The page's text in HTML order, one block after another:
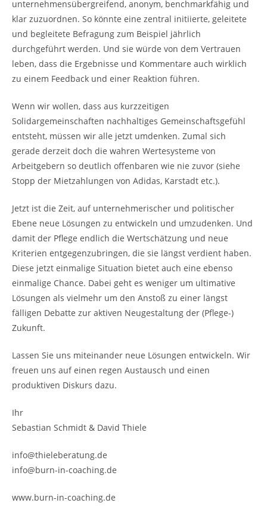
unternehmensübergreifend, anonym, benchmarkfähig und
klar zuzuordnen. So könnte eine zentral initiierte, geleitete
und begleitete Befragung zum Beispiel jährlich
durchgeführt werden. Und sie würde von dem Vertrauen
leben, dass die Ergebnisse und Kommentare auch wirklich
zu einem Feedback und einer Reaktion führen.
Wenn wir wollen, dass aus kurzzeitigen
Solidargemeinschaften nachhaltiges Gemeinschaftsgefühl
entsteht, müssen wir alle jetzt umdenken. Zumal sich
gerade derzeit doch die wahren Wertesysteme von
Arbeitgebern so deutlich offenbaren wie nie zuvor (siehe
Stopp der Mietzahlungen von Adidas, Karstadt etc.).
Jetzt ist die Zeit, auf unternehmerischer und politischer
Ebene neue Lösungen zu entwickeln und umzudenken. Und
damit der Pflege endlich die Wertschätzung und neue
Kriterien entgegenzubringen, die sie längst verdient haben.
Diese jetzt einmalige Situation bietet auch eine ebenso
einmalige Chance. Dabei geht es weniger um ultimative
Lösungen als vielmehr um den Anstoß zu einer längst
fälligen Debatte zur aktiven Neugestaltung der (Pflege-)
Zukunft.
Lassen Sie uns miteinander neue Lösungen entwickeln. Wir
freuen uns auf einen regen Austausch und einen
produktiven Diskurs dazu.
Ihr
Sebastian Schmidt & David Thiele
info@thieleberatung.de
info@burn-in-coaching.de
www.burn-in-coaching.de